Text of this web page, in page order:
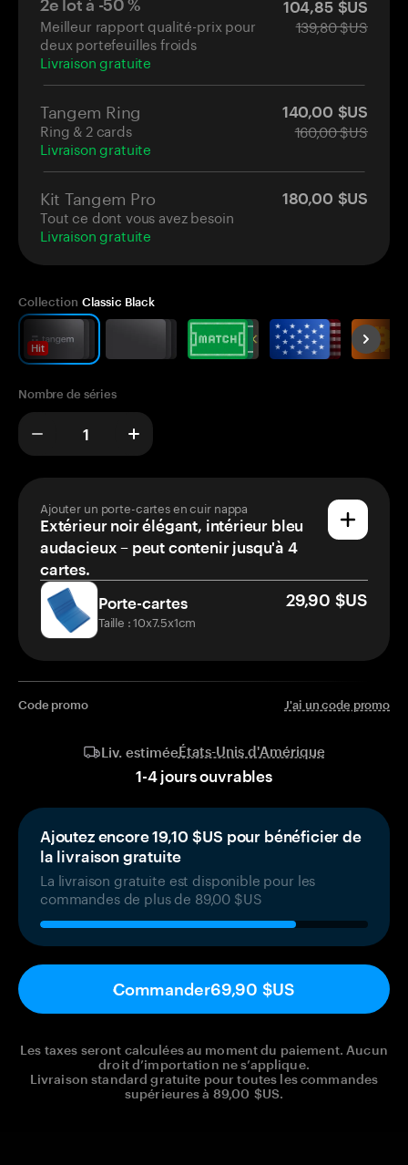
2e lot à -50 %
Meilleur rapport qualité-prix pour
deux portefeuilles froids
Livraison gratuite
104,85 $US
139,80 $US
Tangem Ring
Ring & 2 cards
Livraison gratuite
140,00 $US
160,00 $US
Kit Tangem Pro
Tout ce dont vous avez besoin
Livraison gratuite
180,00 $US
Collection Classic Black
Hit
Nombre de séries
Ajouter un porte-cartes en cuir nappa
Extérieur noir élégant, intérieur bleu
audacieux – peut contenir jusqu'à 4
cartes.
Porte-cartes
Taille : 10x7.5x1cm
29,90 $US
Code promo J'ai un code promo
Liv. estiméeÉtats-Unis d'Amérique
1-4 jours ouvrables
Ajoutez encore 19,10 $US pour bénéficier de
la livraison gratuite
La livraison gratuite est disponible pour les
commandes de plus de 89,00 $US
Commander69,90 $US
Les taxes seront calculées au moment du paiement. Aucun
droit d’importation ne s’applique.
Livraison standard gratuite pour toutes les commandes
supérieures à 89,00 $US.